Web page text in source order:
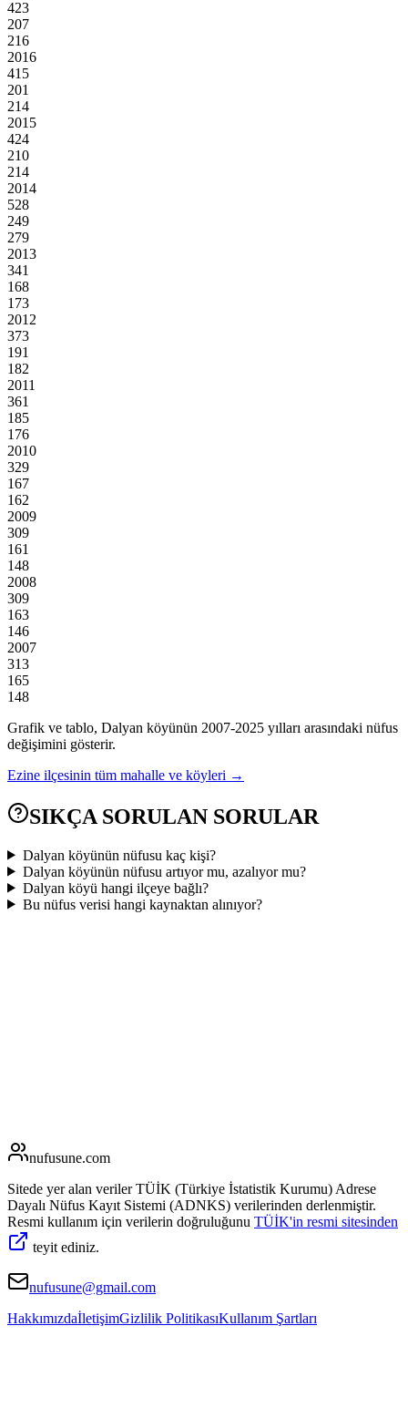
423
207
216
2016
415
201
214
2015
424
210
214
2014
528
249
279
2013
341
168
173
2012
373
191
182
2011
361
185
176
2010
329
167
162
2009
309
161
148
2008
309
163
146
2007
313
165
148
Grafik ve tablo, Dalyan köyünün 2007-2025 yılları arasındaki nüfus
değişimini gösterir.
Ezine ilçesinin tüm mahalle ve köyleri →
SIKÇA SORULAN SORULAR
Dalyan köyünün nüfusu kaç kişi?
Dalyan köyünün nüfusu artıyor mu, azalıyor mu?
Dalyan köyü hangi ilçeye bağlı?
Bu nüfus verisi hangi kaynaktan alınıyor?
nufusune.com
Sitede yer alan veriler TÜİK (Türkiye İstatistik Kurumu) Adrese
Dayalı Nüfus Kayıt Sistemi (ADNKS) verilerinden derlenmiştir.
Resmi kullanım için verilerin doğruluğunu TÜİK'in resmi sitesinden
teyit ediniz.
nufusune@gmail.com
HakkımızdaİletişimGizlilik PolitikasıKullanım Şartları